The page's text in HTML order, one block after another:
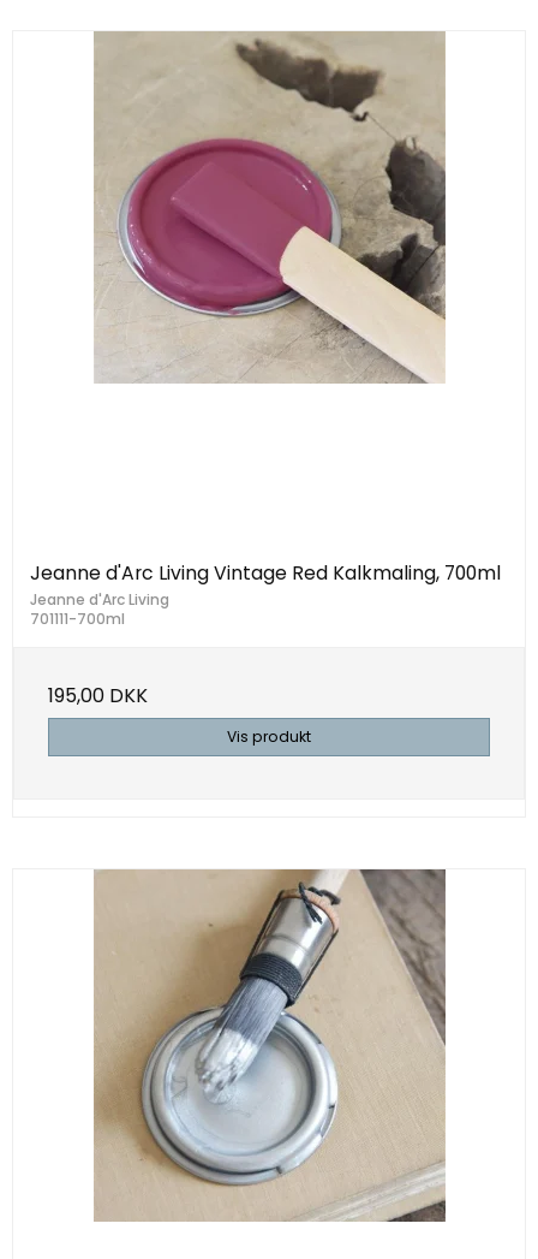
Jeanne d'Arc Living Vintage Red Kalkmaling, 700ml
Jeanne d'Arc Living
701111-700ml
195,00 DKK
Vis produkt